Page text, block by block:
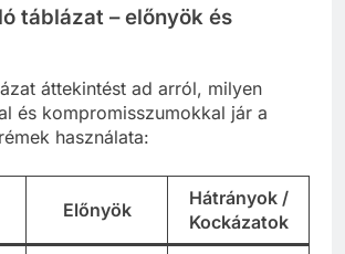
táblázat – előnyök és
áttekintést ad arról, milyen
és kompromisszumokkal jár a
használata:
Előnyök
Hátrányok /
Kockázatok